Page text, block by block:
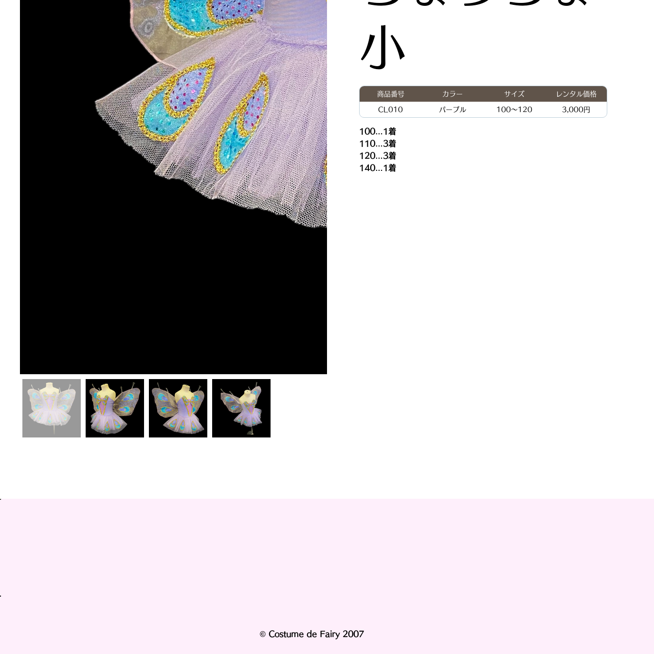
小
商品番号 カラー サイズ レンタル価格
CL010 パープル 100～120 3,000円
100…1着
110…3着
120…3着
140…1着
© Costume de Fairy 2007